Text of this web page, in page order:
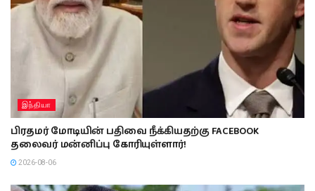
இந்தியா
பிரதமர் மோடியின் பதிவை நீக்கியதற்கு FACEBOOK
தலைவர் மன்னிப்பு கோரியுள்ளார்!
2026-08-06